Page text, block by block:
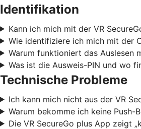
Identifikation
Kann ich mich mit der VR
Wie identifiziere ich mich mit der
Warum funktioniert das Auslesen
Was ist die Ausweis-PIN und wo
Technische Probleme
Ich kann mich nicht aus der VR
Warum bekomme ich keine
Die VR SecureGo plus App zeigt